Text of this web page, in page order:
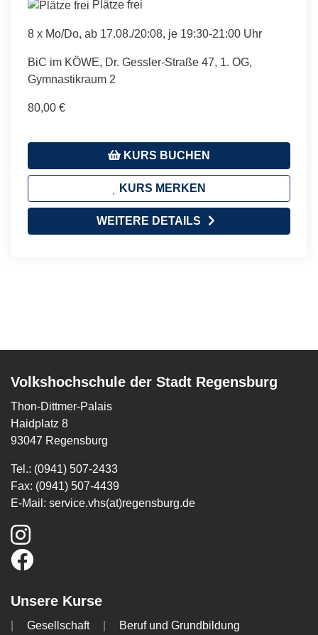
Plätze frei
8 x Mo/Do, ab 17.08./20:08, je 19:30-21:00 Uhr
BiC im KÖWE, Dr. Gessler-Straße 47, 1. OG,
Gymnastikraum 2
80,00 €
KURS BUCHEN
KURS MERKEN
WEITERE DETAILS
Volkshochschule der Stadt Regensburg
Thon-Dittmer-Palais
Haidplatz 8
93047 Regensburg
Tel.: (0941) 507-2433
Fax: (0941) 507-4439
E-Mail: service.vhs(at)regensburg.de
Unsere Kurse
Gesellschaft Beruf und Grundbildung